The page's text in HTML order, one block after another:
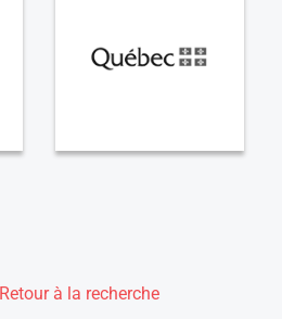
Retour à la recherche